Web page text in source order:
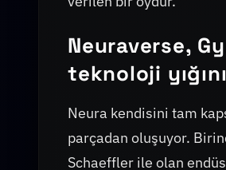
Neuraverse,
teknoloji yığını
Neura kendisini tam
parçadan oluşuyor.
Schaeffler ile olan